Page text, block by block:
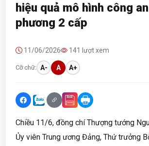
hiệu quả mô hình công
phương 2 cấp
11/06/2026 141 lượt xem
Cỡ chữ: A- A A+
Chiều 11/6, đồng chí Thượng tướng
Ủy viên Trung ương Đảng, Thứ trưởng